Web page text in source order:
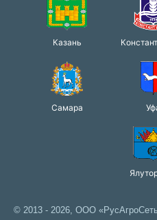
Казань
Самара
© 2013 - 2026, ООО